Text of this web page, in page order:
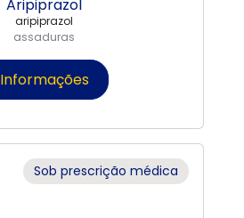
Aripiprazol
aripiprazol
assaduras
Informações
Sob prescrição médica